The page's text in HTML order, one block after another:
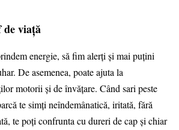
viață
energie, să fim alerţi şi mai puţini
De asemenea, poate ajuta la
motorii şi de învăţare. Când sari peste
te simţi neîndemânatică, iritată, fără
te poţi confrunta cu dureri de cap şi chiar